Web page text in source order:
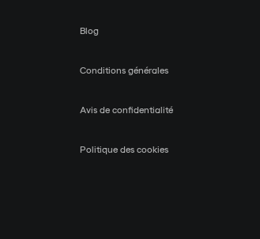
Blog
Conditions générales
Avis de confidentialité
Politique des cookies